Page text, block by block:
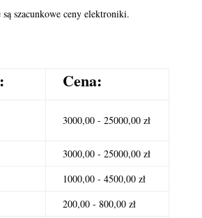
szacunkowe ceny elektroniki.
Cena:
3000,00 - 25000,00 zł
3000,00 - 25000,00 zł
1000,00 - 4500,00 zł
200,00 - 800,00 zł